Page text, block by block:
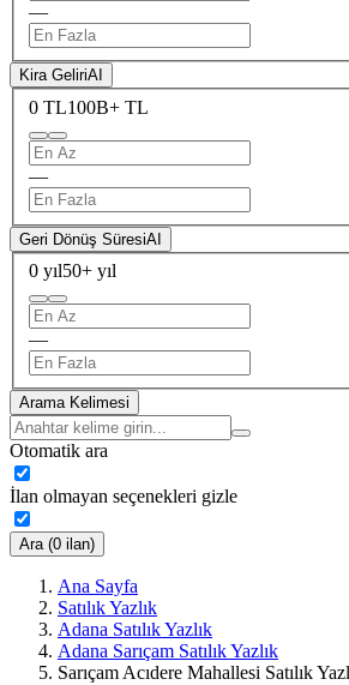
—
Kira GeliriAI
0 TL100B+ TL
—
Geri Dönüş SüresiAI
0 yıl50+ yıl
—
Arama Kelimesi
Otomatik ara
İlan olmayan seçenekleri gizle
Ara (0 ilan)
Ana Sayfa
Satılık Yazlık
Adana Satılık Yazlık
Adana Sarıçam Satılık Yazlık
Sarıçam Acıdere Mahallesi Satılık